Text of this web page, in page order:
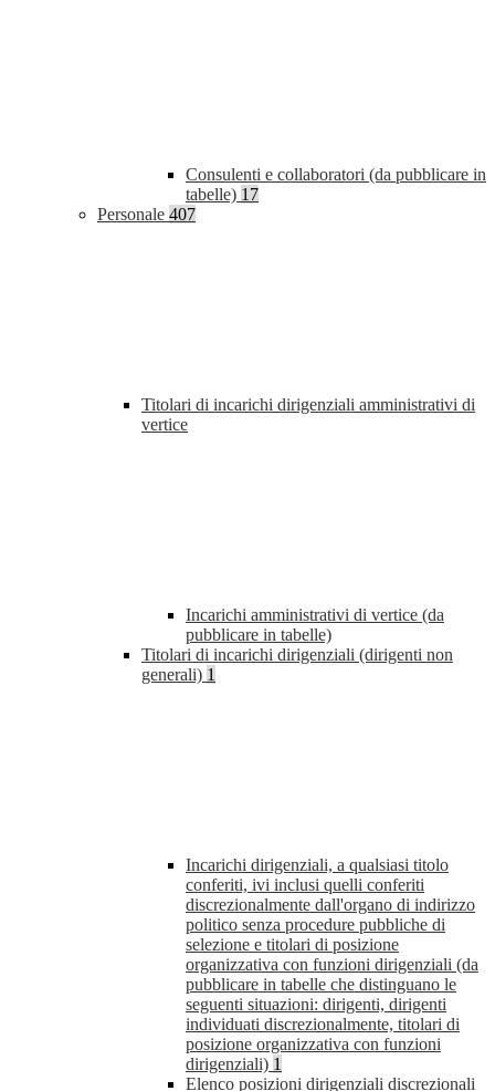
Consulenti e collaboratori (da pubblicare in
tabelle) 17
Personale 407
Titolari di incarichi dirigenziali amministrativi di
vertice
Incarichi amministrativi di vertice (da
pubblicare in tabelle)
Titolari di incarichi dirigenziali (dirigenti non
generali) 1
Incarichi dirigenziali, a qualsiasi titolo
conferiti, ivi inclusi quelli conferiti
discrezionalmente dall'organo di indirizzo
politico senza procedure pubbliche di
selezione e titolari di posizione
organizzativa con funzioni dirigenziali (da
pubblicare in tabelle che distinguano le
seguenti situazioni: dirigenti, dirigenti
individuati discrezionalmente, titolari di
posizione organizzativa con funzioni
dirigenziali) 1
Elenco posizioni dirigenziali discrezionali